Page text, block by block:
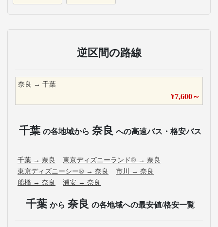
逆区間の路線
奈良 → 千葉
¥7,600～
千葉 の各地域から 奈良 への高速バス・格安バス
千葉 → 奈良 東京ディズニーランド® → 奈良
東京ディズニーシー® → 奈良 市川 → 奈良
船橋 → 奈良 浦安 → 奈良
千葉 から 奈良 の各地域への最安値/格安一覧